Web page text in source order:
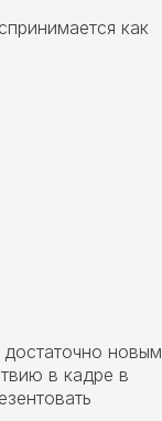
как
новым
в кадре в